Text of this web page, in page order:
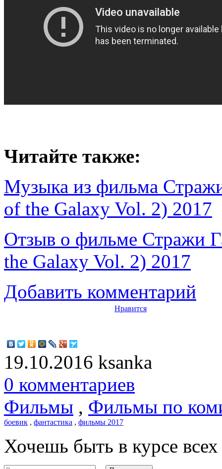
Читайте также:
Музыка из фильма
of the Galaxy Vol. 2) 2017
Отзыв о фильме Стражи
the Galaxy Vol. 2) 2017
Добавить комментарий
Нравится
19.10.2016 ksanka
0 комментариев
Фильмы , Фильмы по
боевик , фантастика , фильмы 2017
Хочешь быть в курсе